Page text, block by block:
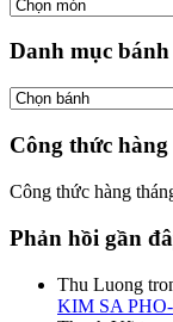
Danh mục
Công thức
Công thức hàng
Phản hồi gần
Thu Luong
KIM SA